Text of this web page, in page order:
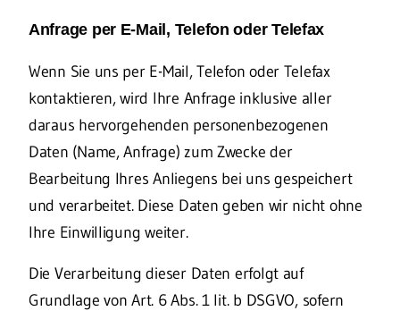
Anfrage per E-Mail, Telefon oder Telefax
Wenn Sie uns per E-Mail, Telefon oder Telefax
kontaktieren, wird Ihre Anfrage inklusive aller
daraus hervorgehenden personenbezogenen
Daten (Name, Anfrage) zum Zwecke der
Bearbeitung Ihres Anliegens bei uns gespeichert
und verarbeitet. Diese Daten geben wir nicht ohne
Ihre Einwilligung weiter.
Die Verarbeitung dieser Daten erfolgt auf
Grundlage von Art. 6 Abs. 1 lit. b DSGVO, sofern